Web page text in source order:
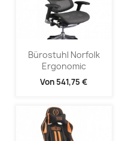
Bürostuhl Norfolk
Ergonomic
Von 541,75 €